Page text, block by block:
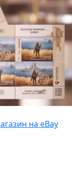
на eBay